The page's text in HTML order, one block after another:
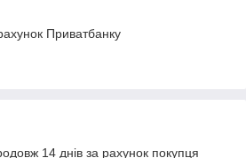
Приватбанку
14 днів за рахунок покупця